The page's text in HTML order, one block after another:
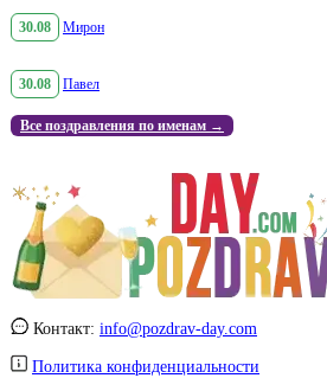
30.08 Мирон
30.08 Павел
Все поздравления по именам →
Контакт: info@pozdrav-day.com
Политика конфиденциальности